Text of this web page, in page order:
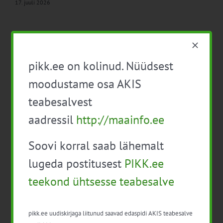
17. juuli 2026
Viimased uudised
PIKK.ee teekond ühtsesse teabesalve
Turuaiandus kui elustiil ja äri: Väike Mahetalu
Vähemaga rohkem: kuidas digilahendused
pikk.ee on kolinud. Nüüdsest
moodustame osa AKIS
teabesalvest
aadressil http://maainfo.ee
Soovi korral saab lähemalt
lugeda postitusest PIKK.ee
teekond ühtsesse teabesalve
pikk.ee uudiskirjaga liitunud saavad edaspidi AKIS teabesalve